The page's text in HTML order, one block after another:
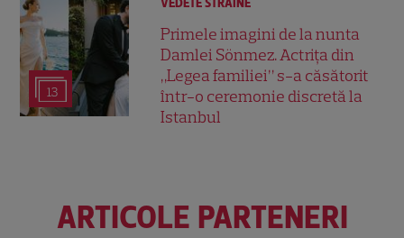
13
VEDETE STRĂINE
Primele imagini de la nunta
Damlei Sönmez. Actrița din
„Legea familiei” s-a căsătorit
într-o ceremonie discretă la
Istanbul
ARTICOLE PARTENERI